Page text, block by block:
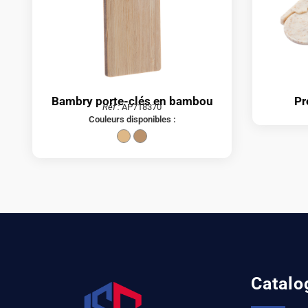
Bambry porte-clés en bambou
Réf :AP718370
Couleurs disponibles :